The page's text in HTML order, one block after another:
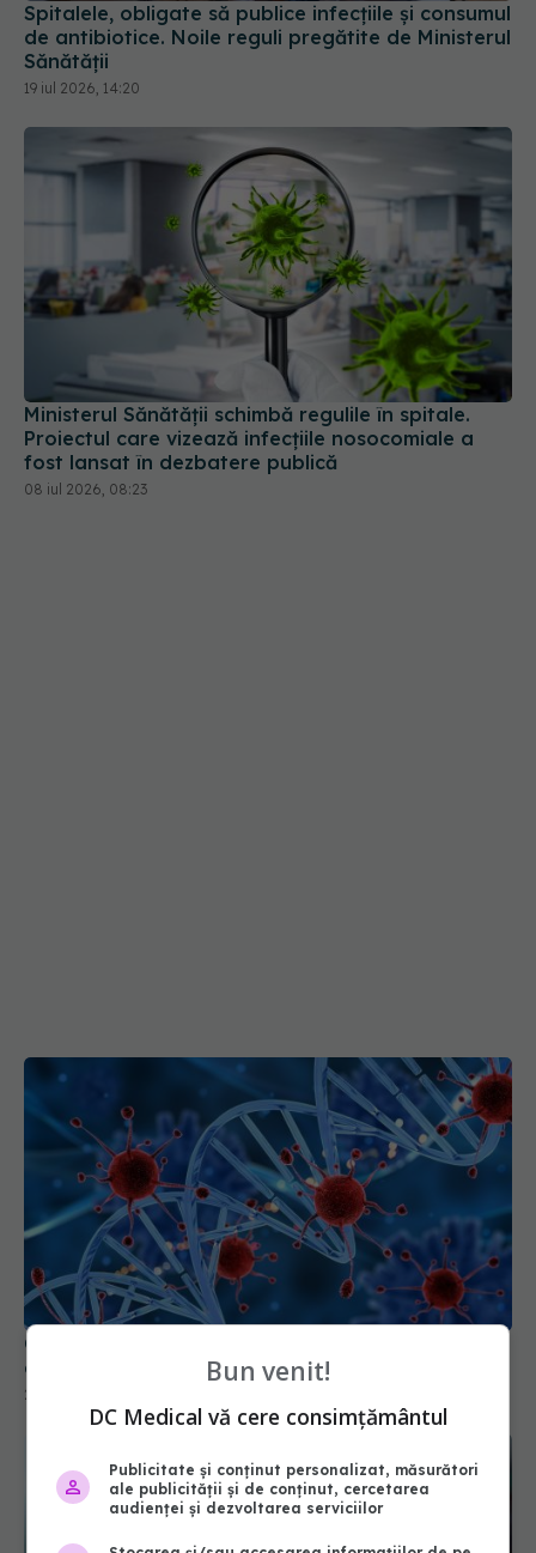
Spitalele, obligate să publice infecțiile și consumul
de antibiotice. Noile reguli pregătite de Ministerul
Sănătății
19 iul 2026, 14:20
Ministerul Sănătății schimbă regulile în spitale.
Proiectul care vizează infecțiile nosocomiale a
fost lansat în dezbatere publică
08 iul 2026, 08:23
Cum își amintește organismul de bolile prin care
ai trecut
20 iul 2026, 22:38
Bun venit!
DC Medical vă cere consimțământul
Publicitate și conținut personalizat, măsurători
ale publicității și de conținut, cercetarea
audienței și dezvoltarea serviciilor